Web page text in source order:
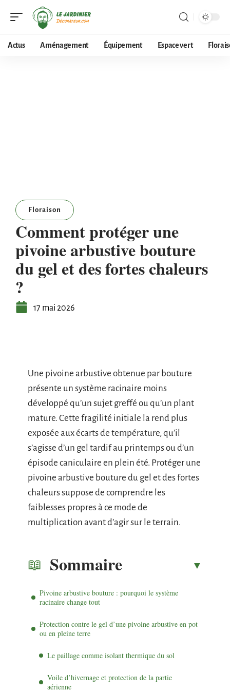
Actus Aménagement Équipement Espace vert
Floraison
Comment protéger une
pivoine arbustive bouture
du gel et des fortes chaleurs
?
17 mai 2026
Une pivoine arbustive obtenue par bouture
présente un système racinaire moins
développé qu’un sujet greffé ou qu’un plant
mature. Cette fragilité initiale la rend plus
exposée aux écarts de température, qu’il
s’agisse d’un gel tardif au printemps ou d’un
épisode caniculaire en plein été. Protéger une
pivoine arbustive bouture du gel et des fortes
chaleurs suppose de comprendre les
faiblesses propres à ce mode de
multiplication avant d’agir sur le terrain.
Sommaire
Pivoine arbustive bouture : pourquoi le système
racinaire change tout
Protection contre le gel d’une pivoine arbustive en pot
ou en pleine terre
Le paillage comme isolant thermique du sol
Voile d’hivernage et protection de la partie
aérienne